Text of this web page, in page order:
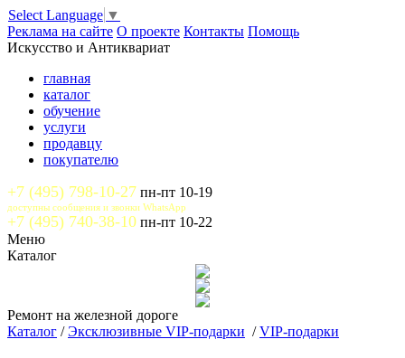
Select Language ▼
Реклама на сайте О проекте Контакты Помощь
Искусство и Антиквариат
главная
каталог
обучение
услуги
продавцу
покупателю
+7 (495) 798-10-27 пн-пт 10-19
доступны сообщения и звонки WhatsApp
+7 (495) 740-38-10 пн-пт 10-22
Меню
Каталог
Ремонт на железной дороге
Каталог /Эксклюзивные VIP-подарки /VIP-подарки